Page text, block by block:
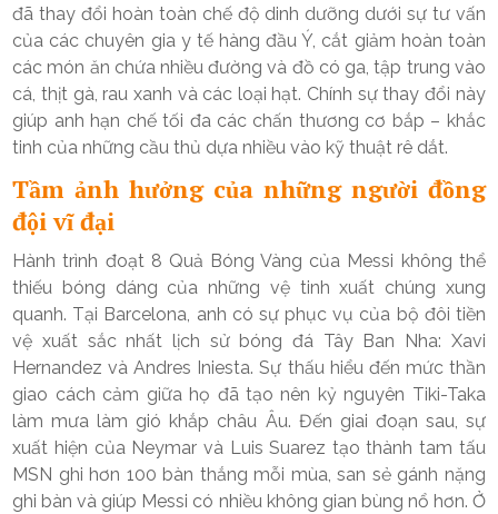
đã thay đổi hoàn toàn chế độ dinh dưỡng dưới sự tư vấn
của các chuyên gia y tế hàng đầu Ý, cắt giảm hoàn toàn
các món ăn chứa nhiều đường và đồ có ga, tập trung vào
cá, thịt gà, rau xanh và các loại hạt. Chính sự thay đổi này
giúp anh hạn chế tối đa các chấn thương cơ bắp – khắc
tinh của những cầu thủ dựa nhiều vào kỹ thuật rê dắt.
Tầm ảnh hưởng của những người đồng
đội vĩ đại
Hành trình đoạt 8 Quả Bóng Vàng của Messi không thể
thiếu bóng dáng của những vệ tinh xuất chúng xung
quanh. Tại Barcelona, anh có sự phục vụ của bộ đôi tiền
vệ xuất sắc nhất lịch sử bóng đá Tây Ban Nha: Xavi
Hernandez và Andres Iniesta. Sự thấu hiểu đến mức thần
giao cách cảm giữa họ đã tạo nên kỷ nguyên Tiki-Taka
làm mưa làm gió khắp châu Âu. Đến giai đoạn sau, sự
xuất hiện của Neymar và Luis Suarez tạo thành tam tấu
MSN ghi hơn 100 bàn thắng mỗi mùa, san sẻ gánh nặng
ghi bàn và giúp Messi có nhiều không gian bùng nổ hơn. Ở